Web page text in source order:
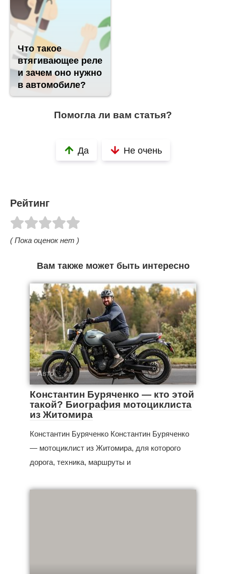
Что такое
втягивающее реле
и зачем оно нужно
в автомобиле?
Помогла ли вам статья?
Да Не очень
Рейтинг
( Пока оценок нет )
Вам также может быть интересно
Авто
Константин Буряченко — кто этой
такой? Биография мотоциклиста
из Житомира
Константин Буряченко Константин Буряченко
— мотоциклист из Житомира, для которого
дорога, техника, маршруты и